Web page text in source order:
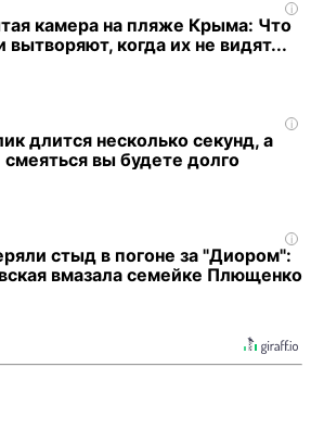
i
камера на пляже Крыма: Что
вытворяют, когда их не видят...
i
длится несколько секунд, а
смеяться вы будете долго
i
стыд в погоне за "Диором":
вмазала семейке Плющенко